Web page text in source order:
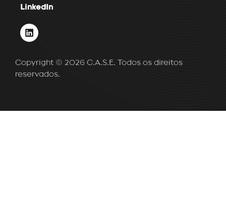
LinkedIn
L
i
e
d
Copyright © 2026 C.A.S.E. Todos os direitos
reservados.